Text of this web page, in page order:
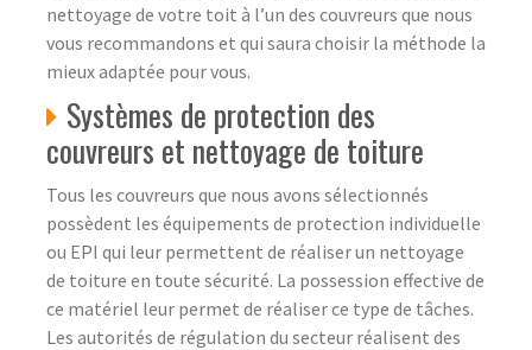
nettoyage de votre toit à l’un des couvreurs que nous
vous recommandons et qui saura choisir la méthode la
mieux adaptée pour vous.
Systèmes de protection des
couvreurs et nettoyage de toiture
Tous les couvreurs que nous avons sélectionnés
possèdent les équipements de protection individuelle
ou EPI qui leur permettent de réaliser un nettoyage
de toiture en toute sécurité. La possession effective de
ce matériel leur permet de réaliser ce type de tâches.
Les autorités de régulation du secteur réalisent des